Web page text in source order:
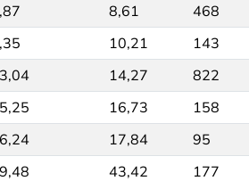
8,61 468
10,21 143
14,27 822
16,73 158
17,84 95
43,42 177